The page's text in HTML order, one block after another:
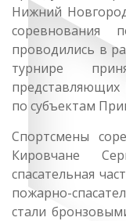
Нижний
соревнования
проводились в
турнире
по субъектам
Спортсмены
Кировчане
спасательная
пожарно-
стали